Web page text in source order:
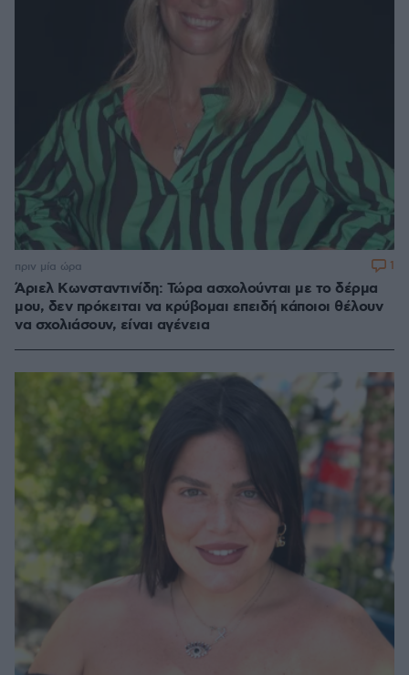
Άριελ Κωνσταντινίδη: Τώρα ασχολούνται με το δέρμα
μου, δεν πρόκειται να κρύβομαι επειδή κάποιοι θέλουν
να σχολιάσουν, είναι αγένεια
πριν μία ώρα 1